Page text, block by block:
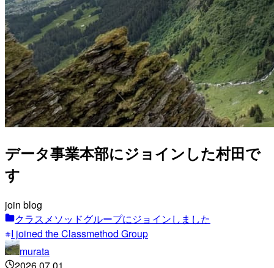
データ事業本部にジョインした村田で
す
join blog
クラスメソッドグループにジョインしました
I joined the Classmethod Group
murata
2026.07.01